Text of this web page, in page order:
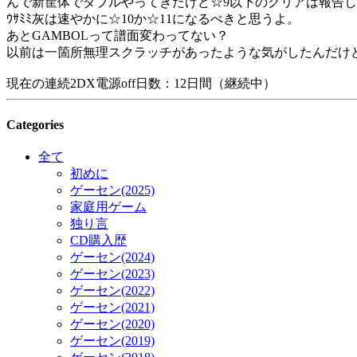
ｳｻﾐﾐ灰は速やかに☆10か☆11になるべきと思うよ。
あとGAMBOLって譜面変わってない？
以前は一箇所無理スクラッチがあったような気がしたんだけ
現在の連続2DX電源off日数：12日間（継続中）
Categories
全て
初めに
ゲーセン(2025)
家庭用ゲーム
独り言
CD購入歴
ゲーセン(2024)
ゲーセン(2023)
ゲーセン(2022)
ゲーセン(2021)
ゲーセン(2020)
ゲーセン(2019)